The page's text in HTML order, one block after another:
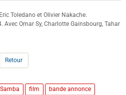
Toledano et Olivier Nakache.
Omar Sy, Charlotte Gainsbourg, Tahar
Retour
Samba film
bande annonce